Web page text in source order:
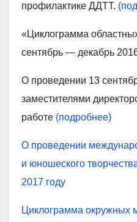
профилактике ДДТТ.
«Циклограмма
сентябрь — декабрь
О проведении 13
заместителями
работе (подробнее)
О проведении
и юношеского
2017 году
Циклограмма окружных